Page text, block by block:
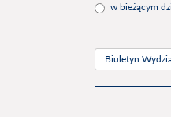
w bieżącym
Biuletyn